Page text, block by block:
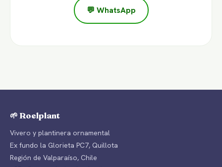
💬 WhatsApp
🌱 Roelplant
Vivero y plantinera ornamental
Ex fundo la Glorieta PC7, Quillota
Región de Valparaíso, Chile